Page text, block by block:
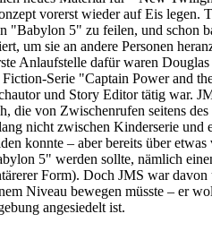
vorerst wieder auf Eis legen.
"Babylon 5" zu feilen, und schon
um sie an andere Personen
Anlaufstelle dafür waren
Fiction-Serie "Captain Power and
und Story Editor tätig war.
die von Zwischenrufen seitens
nicht zwischen Kinderserie und
konnte – aber bereits über
5" werden sollte, nämlich
Form). Doch JMS war
Niveau bewegen müsste – er
angesiedelt ist.